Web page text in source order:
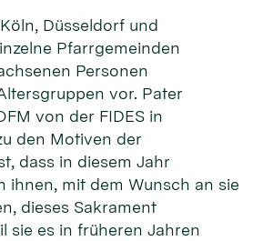
Düsseldorf und
Pfarrgemeinden
Personen
vor. Pater
von der FIDES in
den Motiven der
dass in diesem Jahr
ihnen, mit dem Wunsch an sie
dieses Sakrament
sie es in früheren Jahren